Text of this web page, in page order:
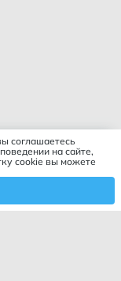
соглашаетесь
на сайте,
cookie вы можете